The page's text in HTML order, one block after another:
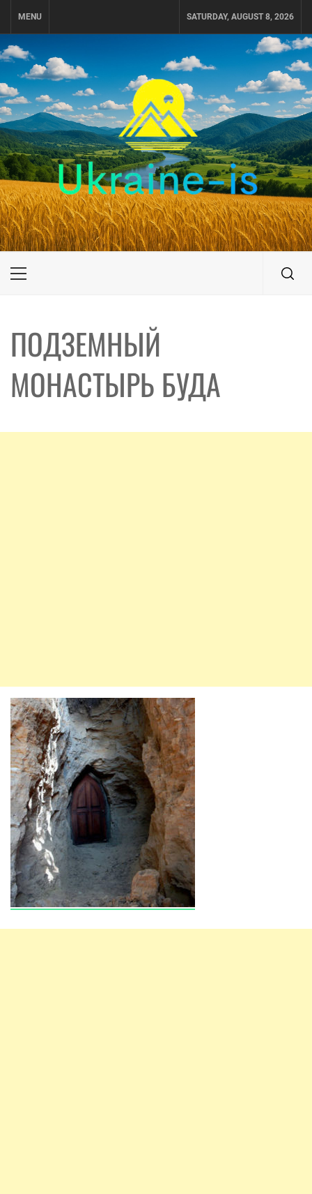
MENU SATURDAY, AUGUST 8, 2026
UKRAINE-IS
ПУТЕШЕСТВИЕ ПО УКРАИНЕ
Primary
ПОДЗЕМНЫЙ
МОНАСТЫРЬ БУДА